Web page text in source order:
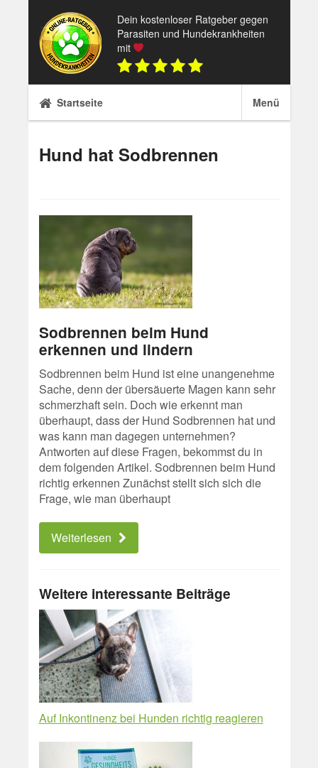
content
Dein kostenloser Ratgeber gegen
Parasiten und Hundekrankheiten
mit
Startseite Menü
Hund hat Sodbrennen
Sodbrennen beim Hund
erkennen und lindern
Sodbrennen beim Hund ist eine unangenehme
Sache, denn der übersäuerte Magen kann sehr
schmerzhaft sein. Doch wie erkennt man
überhaupt, dass der Hund Sodbrennen hat und
was kann man dagegen unternehmen?
Antworten auf diese Fragen, bekommst du in
dem folgenden Artikel. Sodbrennen beim Hund
richtig erkennen Zunächst stellt sich sich die
Frage, wie man überhaupt
Weiterlesen
Weitere interessante Beiträge
Auf Inkontinenz bei Hunden richtig reagieren